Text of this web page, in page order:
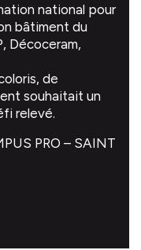
national pour
bâtiment du
Décoceram,
de
souhaitait un
relevé.
PRO – SAINT